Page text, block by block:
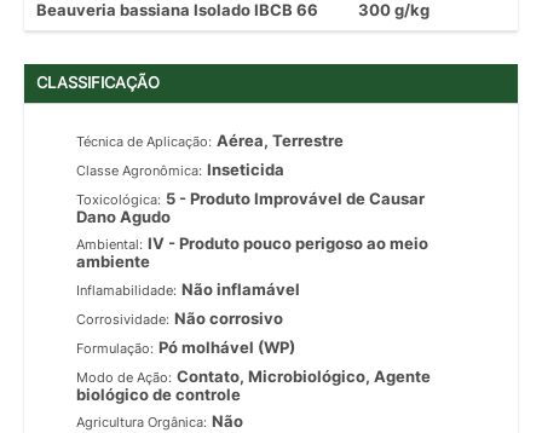
Beauveria bassiana Isolado IBCB 66 300 g/kg
CLASSIFICAÇÃO
Técnica de Aplicação: Aérea, Terrestre
Classe Agronômica: Inseticida
Toxicológica: 5 - Produto Improvável de Causar
Dano Agudo
Ambiental: IV - Produto pouco perigoso ao meio
ambiente
Inflamabilidade: Não inflamável
Corrosividade: Não corrosivo
Formulação: Pó molhável (WP)
Modo de Ação: Contato, Microbiológico, Agente
biológico de controle
Agricultura Orgânica: Não